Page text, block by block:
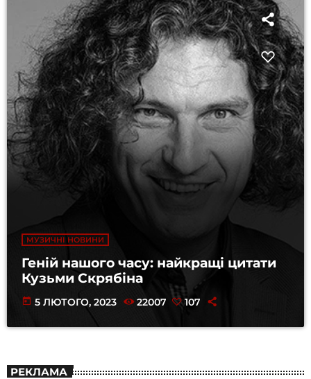
МУЗИЧНІ НОВИНИ
Геній нашого часу: найкращі цитати
Кузьми Скрябіна
today 5 ЛЮТОГО, 2023 22007 107
РЕКЛАМА